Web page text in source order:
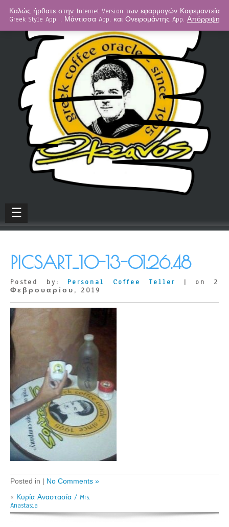
☰
PICSART_10-13-01.26.48
Posted by: Personal Coffee Teller
| on 2
Φεβρουαρίου, 2019
Posted in | No Comments »
« Κυρία Αναστασία / Mrs.
Anastasia
Καλώς ήρθατε στην Internet Version των εφαρμογών Καφεμαντεία
Greek Style App. , Μάντισσα App. και Ονειρομάντης App. Απόρριψη